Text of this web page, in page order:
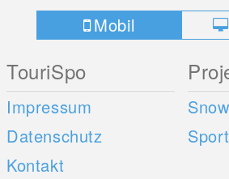
Mobil
TouriSpo
Impressum
Datenschutz
Kontakt